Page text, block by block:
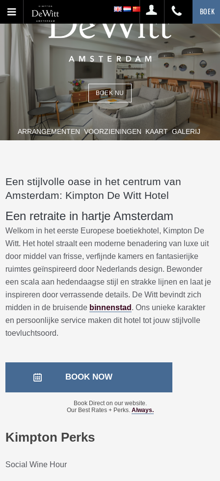
BOEK
ARRANGEMENTEN VOORZIENINGEN KAART GALERIJ
BOEK NU
Een stijlvolle oase in het centrum van
Amsterdam: Kimpton De Witt Hotel
Een retraite in hartje Amsterdam
Welkom in het eerste Europese boetiekhotel, Kimpton De
Witt. Het hotel straalt een moderne benadering van luxe uit
door middel van frisse, verfijnde kamers en fantasierijke
ruimtes geïnspireerd door Nederlands design. Bewonder
een scala aan hedendaagse stijl en strakke lijnen en laat je
inspireren door verrassende details. De Witt bevindt zich
midden in de bruisende binnenstad . Ons unieke karakter
en persoonlijke service maken dit hotel tot jouw stijlvolle
toevluchtsoord.
BOOK NOW
Book Direct on our website.
Our Best Rates + Perks. Always.
Kimpton Perks
Social Wine Hour